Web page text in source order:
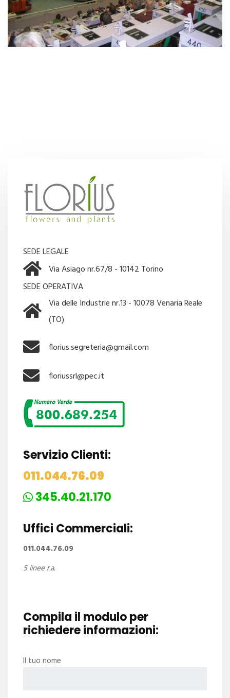
SEDE LEGALE
Via Asiago nr.67/8 - 10142 Torino
SEDE OPERATIVA
Via delle Industrie nr.13 - 10078 Venaria Reale
(TO)
florius.segreteria@gmail.com
floriussrl@pec.it
Servizio Clienti:
011.044.76.09
345.40.21.170
Uffici Commerciali:
011.044.76.09
5 linee r.a.
Compila il modulo per
richiedere informazioni:
Il tuo nome